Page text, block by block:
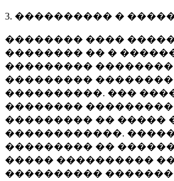
3. ���������� �
�������� ����
�������� �� �
��������� ��������
���������
����������. ���
��������
��������� �� �����
������������.
��������� ��
����� ����������
����������